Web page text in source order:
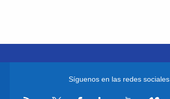
Síguenos en las redes sociales